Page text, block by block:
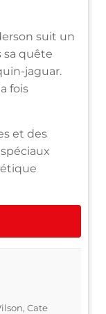
suit un
sa quête
jaguar.
fois
et des
Cate